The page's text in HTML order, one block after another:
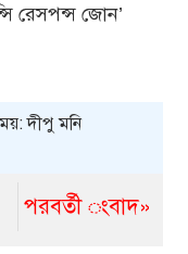
রেসপন্স জোন’
দীপু মনি
পরবর্তী ংবাদ»